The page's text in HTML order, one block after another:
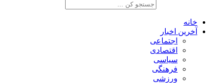
خانه
آخرین اخبار
اجتماعی
اقتصادی
سیاسی
فرهنگی
ورزشی